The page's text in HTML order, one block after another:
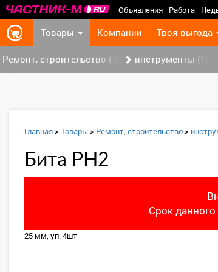
Объявления Работа
Товары Компании Твоя выгода
Ремонт, строительство (7) инструменты (1)
Главная>Товары > Ремонт, строительство>
Бита PH2
Срок
25 мм, уп. 4шт
‹